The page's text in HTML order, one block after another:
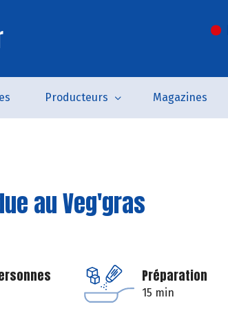
Producteurs Magazines
au Veg'gras
Préparation
15 min